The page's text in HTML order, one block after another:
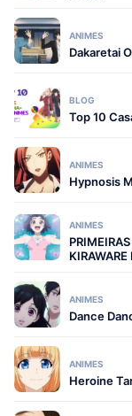
ANIMES
Dakaretai
BLOG
Top 10
ANIMES
Hypnosis
ANIMES
ANIMES
Dance
ANIMES
Heroine